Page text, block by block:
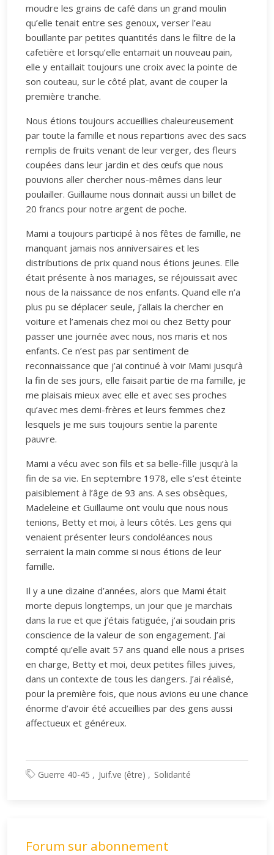
moudre les grains de café dans un grand moulin
qu’elle tenait entre ses genoux, verser l’eau
bouillante par petites quantités dans le filtre de la
cafetière et lorsqu’elle entamait un nouveau pain,
elle y entaillait toujours une croix avec la pointe de
son couteau, sur le côté plat, avant de couper la
première tranche.
Nous étions toujours accueillies chaleureusement
par toute la famille et nous repartions avec des sacs
remplis de fruits venant de leur verger, des fleurs
coupées dans leur jardin et des œufs que nous
pouvions aller chercher nous-mêmes dans leur
poulailler. Guillaume nous donnait aussi un billet de
20 francs pour notre argent de poche.
Mami a toujours participé à nos fêtes de famille, ne
manquant jamais nos anniversaires et les
distributions de prix quand nous étions jeunes. Elle
était présente à nos mariages, se réjouissait avec
nous de la naissance de nos enfants. Quand elle n’a
plus pu se déplacer seule, j’allais la chercher en
voiture et l’amenais chez moi ou chez Betty pour
passer une journée avec nous, nos maris et nos
enfants. Ce n’est pas par sentiment de
reconnaissance que j’ai continué à voir Mami jusqu’à
la fin de ses jours, elle faisait partie de ma famille, je
me plaisais mieux avec elle et avec ses proches
qu’avec mes demi-frères et leurs femmes chez
lesquels je me suis toujours sentie la parente
pauvre.
Mami a vécu avec son fils et sa belle-fille jusqu’à la
fin de sa vie. En septembre 1978, elle s’est éteinte
paisiblement à l’âge de 93 ans. A ses obsèques,
Madeleine et Guillaume ont voulu que nous nous
tenions, Betty et moi, à leurs côtés. Les gens qui
venaient présenter leurs condoléances nous
serraient la main comme si nous étions de leur
famille.
Il y a une dizaine d’années, alors que Mami était
morte depuis longtemps, un jour que je marchais
dans la rue et que j’étais fatiguée, j’ai soudain pris
conscience de la valeur de son engagement. J’ai
compté qu’elle avait 57 ans quand elle nous a prises
en charge, Betty et moi, deux petites filles juives,
dans un contexte de tous les dangers. J’ai réalisé,
pour la première fois, que nous avions eu une chance
énorme d’avoir été accueillies par des gens aussi
affectueux et généreux.
Guerre 40-45 Juif.ve (être) Solidarité
Forum sur abonnement